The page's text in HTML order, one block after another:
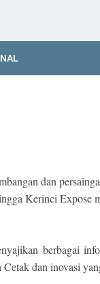
dan
Kerinci Expose
berbagai
dan inovasi